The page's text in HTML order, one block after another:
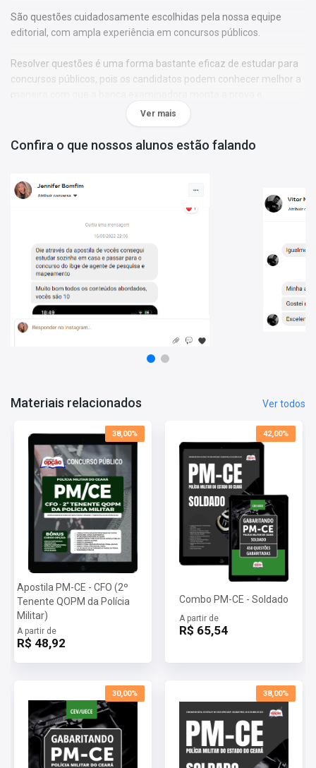
São questões cuidadosamente escolhidas pela nossa equipe
editorial, com ampla experiência em concursos públicos.
Resolver questões é uma forma bastante eficaz de estudar para
concursos públicos, pois os candidatos podem conhecer melhor a
maneira com que a banca examinadora monta a prova e,
consequentemente, verificar como os temas são abordados ao
Vantagens de estudar com este Material:
- O conteúdo está organizado de forma a facilitar o treinamento
do candidato;
- Conheça o perfil da banca e direcione melhor seus estudos.
Ver mais
Confira o que nossos alunos estão falando
Materiais relacionados Ver todos
38,00%
Apostila PM-CE - CFO (2º
Tenente QOPM da Polícia
Militar)
A partir de
R$ 48,92
42,00%
Combo PM-CE - Soldado
A partir de
R$ 65,54
30,00% 38,00%